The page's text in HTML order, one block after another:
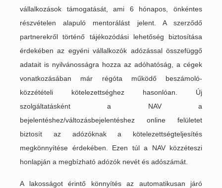
vállalkozások támogatását, ami 6 hónapos, önkéntes
részvételen alapuló mentorálást jelent. A szerződő
partnerekről történő tájékozódási lehetőség biztosítása
érdekében az egyéni vállalkozók adózással összefüggő
adatait is nyilvánosságra hozza az adóhatóság, a cégek
vonatkozásában már régóta működő beszámoló-
közzétételi kötelezettséghez hasonlóan. Új
szolgáltatásként a NAV a
bejelentéshez/változásbejelentéshez online felületet
biztosít az adózóknak a kötelezettségteljesítés
megkönnyítése érdekében. Ezen túl a NAV közzéteszi
honlapján a megbízható adózók nevét és adószámát.
A lakosságot érintő könnyítés az automatikusan járó